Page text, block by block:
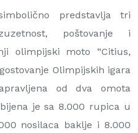
predstavlja tri
poštovanje i
olimpijski moto “Citius,
Olimpijskih igara
od dva omota
je sa 8.000 rupica u
nosilaca baklje i 8.000